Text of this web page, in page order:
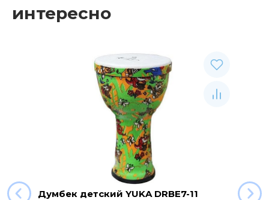
интересно
Думбек детский YUKA DRBE7-11